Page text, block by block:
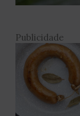
Publicidade